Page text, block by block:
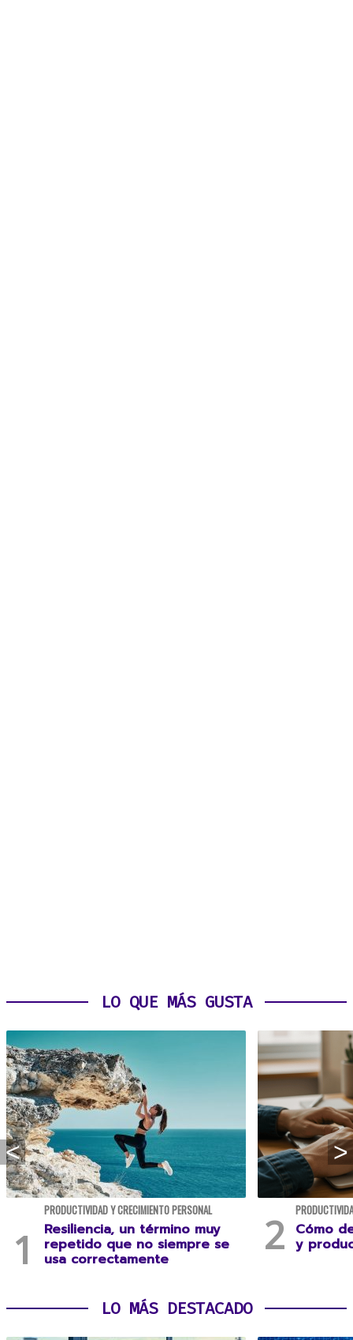
LO QUE MÁS GUSTA
PRODUCTIVIDAD Y CRECIMIENTO PERSONAL
Resiliencia, un término muy
repetido que no siempre se
usa correctamente
Cómo
y
LO MÁS DESTACADO